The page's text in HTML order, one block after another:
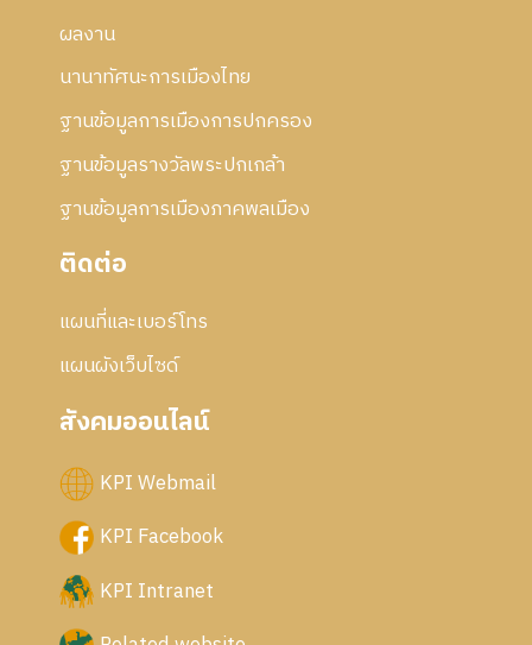
ผลงาน
นานาทัศนะการเมืองไทย
ฐานข้อมูลการเมืองการปกครอง
ฐานข้อมูลรางวัลพระปกเกล้า
ฐานข้อมูลการเมืองภาคพลเมือง
ติดต่อ
แผนที่และเบอร์โทร
แผนผังเว็บไซด์
สังคมออนไลน์
KPI Webmail
KPI Facebook
KPI Intranet